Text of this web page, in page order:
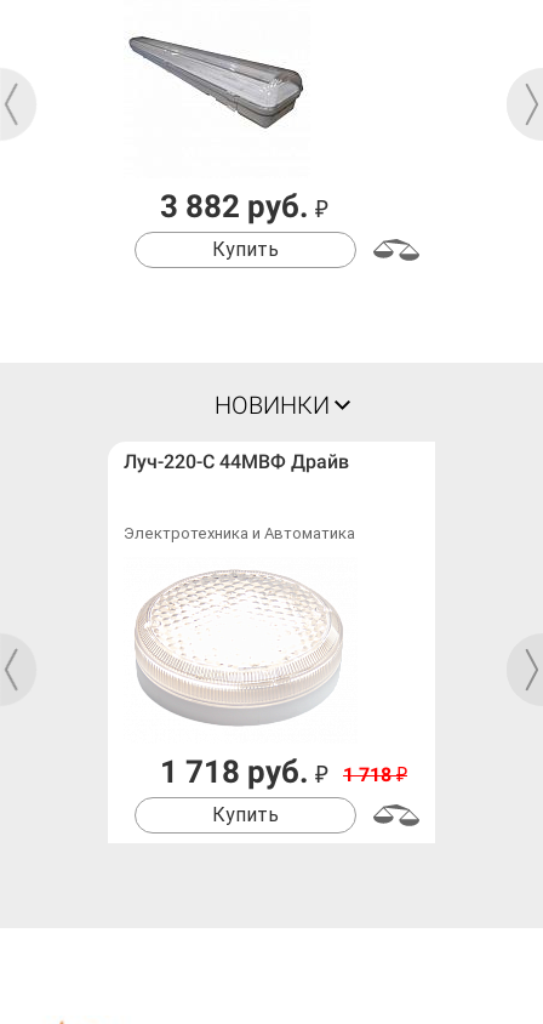
3 882 руб. ₽
Купить
НОВИНКИ
Луч-220-С 44МВФ Драйв
Электротехника и Автоматика
1 718 руб. ₽ 1 718₽
Купить